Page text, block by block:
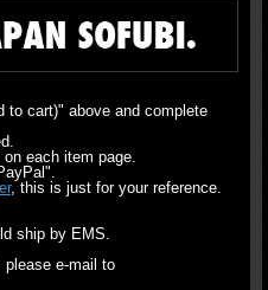
to cart)" above and complete
each item page.
, this is just for your reference.
ship by EMS.
please e-mail to